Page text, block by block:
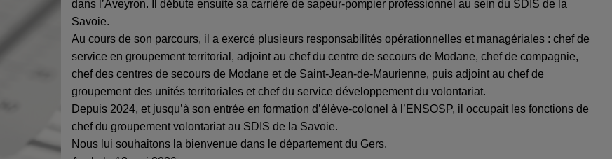
dans l’Aveyron. Il débute ensuite sa carrière de sapeur-pompier professionnel au sein du SDIS de la
Savoie.
Au cours de son parcours, il a exercé plusieurs responsabilités opérationnelles et managériales : chef de
service en groupement territorial, adjoint au chef du centre de secours de Modane, chef de compagnie,
chef des centres de secours de Modane et de Saint-Jean-de-Maurienne, puis adjoint au chef de
groupement des unités territoriales et chef du service développement du volontariat.
Depuis 2024, et jusqu’à son entrée en formation d’élève-colonel à l’ENSOSP, il occupait les fonctions de
chef du groupement volontariat au SDIS de la Savoie.
Nous lui souhaitons la bienvenue dans le département du Gers.
Art of Mixing Series